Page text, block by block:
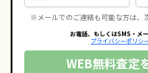
※メールでのご連絡も可能な方は、
お電話、もしくはSMS・メ
プライバシーポリシ
WEB無料査定